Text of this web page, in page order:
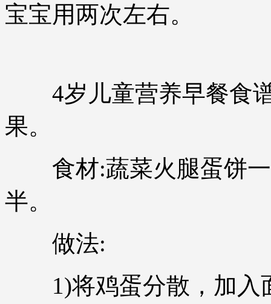
宝宝用两次左右。
4岁儿童营养早餐食谱
果。
食材:蔬菜火腿蛋饼一
半。
做法:
1)将鸡蛋分散，加入